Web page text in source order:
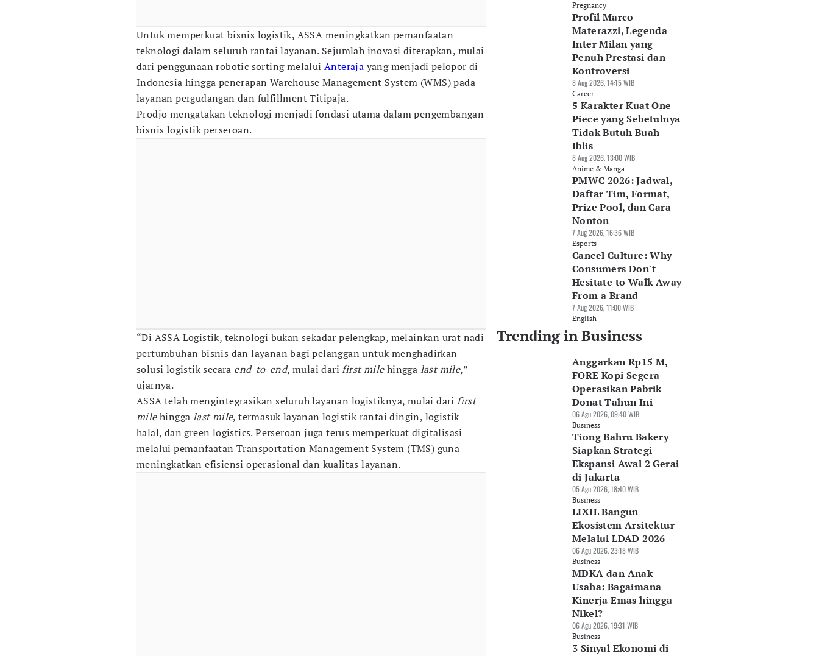
Untuk memperkuat bisnis logistik, ASSA meningkatkan pemanfaatan
teknologi dalam seluruh rantai layanan. Sejumlah inovasi diterapkan, mulai
dari penggunaan robotic sorting melalui Anteraja yang menjadi pelopor di
Indonesia hingga penerapan Warehouse Management System (WMS) pada
layanan pergudangan dan fulfillment Titipaja.
Prodjo mengatakan teknologi menjadi fondasi utama dalam pengembangan
bisnis logistik perseroan.
“Di ASSA Logistik, teknologi bukan sekadar pelengkap, melainkan urat nadi
pertumbuhan bisnis dan layanan bagi pelanggan untuk menghadirkan
solusi logistik secara end-to-end, mulai dari first milehingga last mile,”
ujarnya.
ASSA telah mengintegrasikan seluruh layanan logistiknya, mulai darifirst
milehingga last mile, termasuk layanan logistik rantai dingin, logistik
halal, dan green logistics. Perseroan juga terus memperkuat digitalisasi
melalui pemanfaatan Transportation Management System (TMS) guna
meningkatkan efisiensi operasional dan kualitas layanan.
Pregnancy
Profil Marco
Materazzi, Legenda
Inter Milan yang
Penuh Prestasi dan
Kontroversi
8 Aug 2026, 14:15 WIB
Career
5 Karakter Kuat One
Piece yang Sebetulnya
Tidak Butuh Buah
Iblis
8 Aug 2026, 13:00 WIB
Anime & Manga
PMWC 2026: Jadwal,
Daftar Tim, Format,
Prize Pool, dan Cara
Nonton
7 Aug 2026, 16:36 WIB
Esports
Cancel Culture: Why
Consumers Don't
Hesitate to Walk Away
From a Brand
7 Aug 2026, 11:00 WIB
English
Trending in Business
Anggarkan Rp15 M,
FORE Kopi Segera
Operasikan Pabrik
Donat Tahun Ini
06 Agu 2026, 09:40 WIB
Business
Tiong Bahru Bakery
Siapkan Strategi
Ekspansi Awal 2 Gerai
di Jakarta
05 Agu 2026, 18:40 WIB
Business
LIXIL Bangun
Ekosistem Arsitektur
Melalui LDAD 2026
06 Agu 2026, 23:18 WIB
Business
MDKA dan Anak
Usaha: Bagaimana
Kinerja Emas hingga
Nikel?
06 Agu 2026, 19:31 WIB
Business
3 Sinyal Ekonomi di